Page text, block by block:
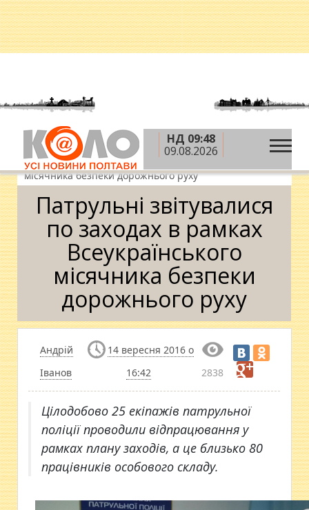
НД 09:48
09.08.2026
Головна » Новини » Суспільство
Патрульні
звітувалися по заходах в рамках Всеукраїнського
місячника безпеки дорожнього руху
Патрульні звітувалися
по заходах в рамках
Всеукраїнського
місячника безпеки
дорожнього руху
Андрій
Іванов
14 вересня 2016 о
16:42
2838
Цілодобово 25 екіпажів патрульної
поліції проводили відпрацювання у
рамках плану заходів, а це близько 80
працівників особового складу.